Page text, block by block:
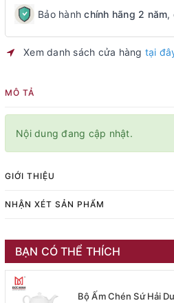
Bảo hànhchính hãng 2 năm,
Xem danh sách cửa hàng tại
MÔ TẢ
Nội dung đang cập nhật.
GIỚI THIỆU
NHẬN XÉT SẢN PHẨM
BẠN CÓ THỂ THÍCH
Bộ Ấm Chén Sứ Hải